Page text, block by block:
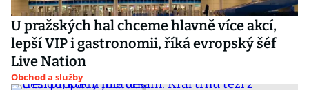
U pražských hal chceme hlavně více akcí,
lepší VIP i gastronomii, říká evropský šéf
Live Nation
Obchod a služby